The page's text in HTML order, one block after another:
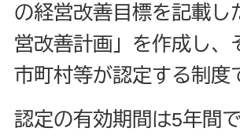
の経営改善目標を記載し
営改善計画」を作成し、
市町村等が認定する制度
認定の有効期間は5年間